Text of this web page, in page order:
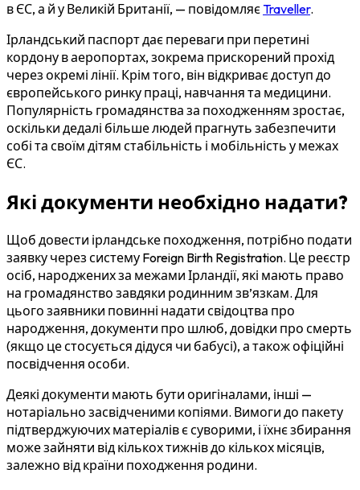
в ЄС, а й у Великій Британії, — повідомляєTraveller.
Ірландський паспорт дає переваги при перетині
кордону в аеропортах, зокрема прискорений прохід
через окремі лінії. Крім того, він відкриває доступ до
європейського ринку праці, навчання та медицини.
Популярність громадянства за походженням зростає,
оскільки дедалі більше людей прагнуть забезпечити
собі та своїм дітям стабільність і мобільність у межах
ЄС.
Які документи необхідно надати?
Щоб довести ірландське походження, потрібно подати
заявку через систему Foreign Birth Registration. Це реєстр
осіб, народжених за межами Ірландії, які мають право
на громадянство завдяки родинним зв’язкам. Для
цього заявники повинні надати свідоцтва про
народження, документи про шлюб, довідки про смерть
(якщо це стосується дідуся чи бабусі), а також офіційні
посвідчення особи.
Деякі документи мають бути оригіналами, інші —
нотаріально засвідченими копіями. Вимоги до пакету
підтверджуючих матеріалів є суворими, і їхнє збирання
може зайняти від кількох тижнів до кількох місяців,
залежно від країни походження родини.